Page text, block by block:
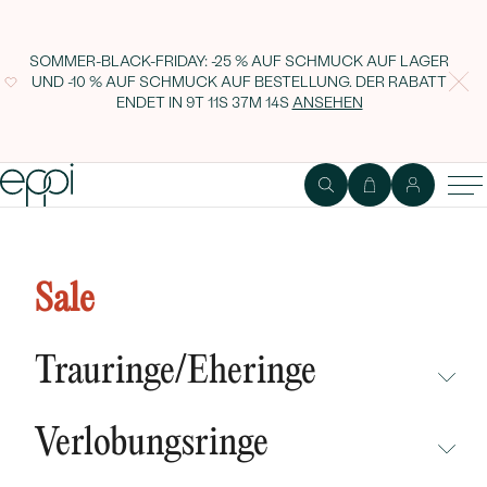
SOMMER-BLACK-FRIDAY: -25 % AUF SCHMUCK AUF LAGER
UND -10 % AUF SCHMUCK AUF BESTELLUNG. DER RABATT
ENDET IN 9T 11S 37M 14S ANSEHEN
Sale
Trauringe/Eheringe
NEUHEITEN
Verlobungsringe
Lab Grown Baguette-Diamanten
und flachen Ring Hari